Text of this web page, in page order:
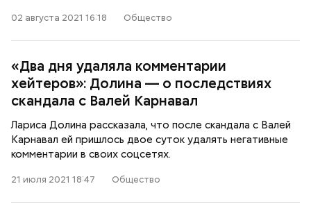
02 августа 2021 16:18 Общество
«Два дня удаляла комментарии
хейтеров»: Долина — о последствиях
скандала с Валей Карнавал
Лариса Долина рассказала, что после скандала с Валей
Карнавал ей пришлось двое суток удалять негативные
комментарии в своих соцсетях.
21 июля 2021 18:47 Общество